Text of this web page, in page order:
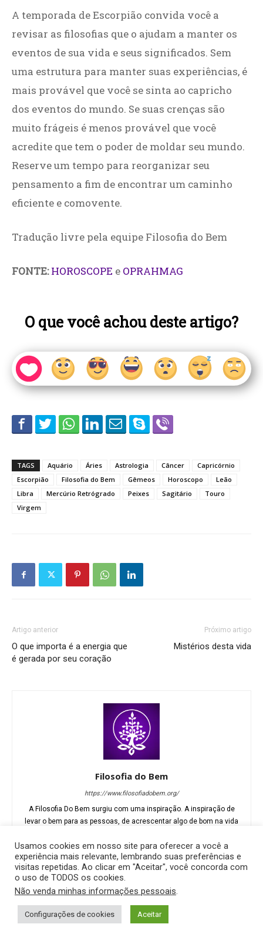
A temporada de Escorpião convida você a
revisar as filosofias que o ajudam a manter os
eventos de sua vida e seus significados. Sem
uma estrutura para manter suas experiências, é
mais provável que você se sinta ao capricho
dos eventos do mundo. Se suas crenças são
muito frágeis é menos provável que você
acredite que tem o poder de moldar seu mundo.
Reserve um tempo para reorganizar seu
pensamento a fim de encontrar um caminho
eficiente e comovente.
Tradução livre pela equipe Filosofia do Bem
FONTE: HOROSCOPE e OPRAHMAG
O que você achou deste artigo?
TAGS Aquário Áries Astrologia Câncer
Capricórnio
Escorpião
Filosofia do Bem Gêmeos Horoscopo
Leão
Libra
Mercúrio Retrógrado Peixes Sagitário
Touro
Virgem
Artigo anterior
O que importa é a energia que
é gerada por seu coração
Próximo artigo
Mistérios desta vida
Filosofia do Bem
https://www.filosofiadobem.org/
A Filosofia Do Bem surgiu com uma inspiração. A inspiração de
levar o bem para as pessoas, de acrescentar algo de bom na vida
sentido maior a vida, independentemente de religião ou credo.
ARTIGOS RELACIONADOS
Usamos cookies em nosso site para oferecer a você a
experiência mais relevante, lembrando suas preferências e
visitas repetidas. Ao clicar em "Aceitar", você concorda com
o uso de TODOS os cookies.
Não venda minhas informações pessoais.
Configurações de cookies Aceitar